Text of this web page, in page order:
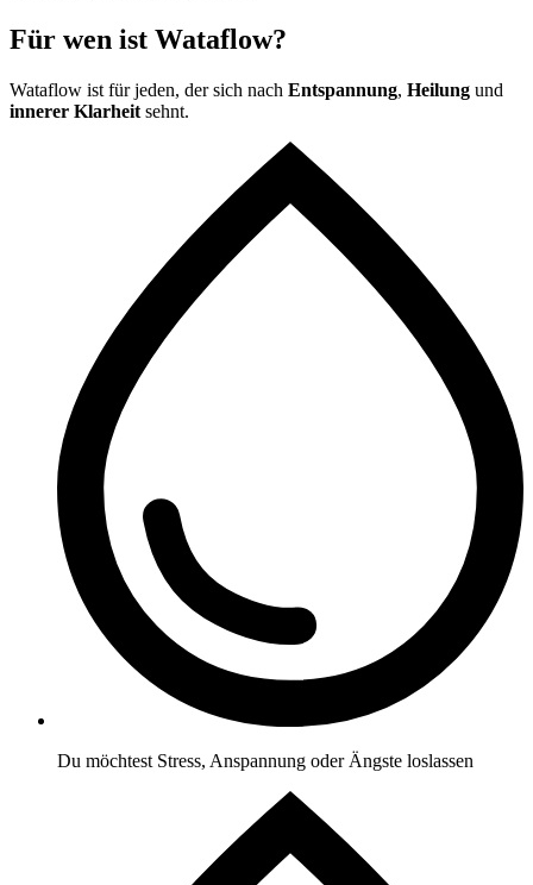
Für wen ist Wataflow?
Wataflow ist für jeden, der sich nach Entspannung, Heilung und
innerer Klarheit sehnt.
Du möchtest Stress, Anspannung oder Ängste loslassen